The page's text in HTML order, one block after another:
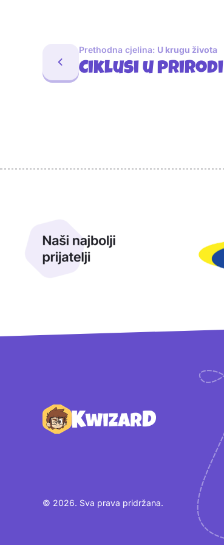
Prethodna cjelina: U krugu života
Ciklusi u prirodi
Podnožje
© 2026. Sva prava pridržana.